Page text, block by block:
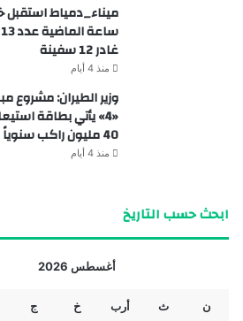
غادر 12 سفينة
منذ 4 أيام
وزير الطيران: مشروع
«4» يأتي بطاقة
40 مليون راكب سنوياً
منذ 4 أيام
ابحث حسب التاريخ
أغسطس 2026
ن ث أرب خ ج